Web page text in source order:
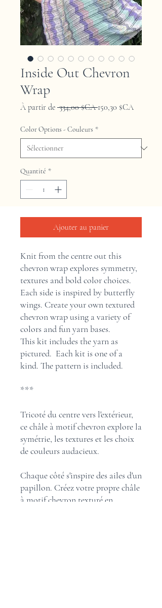
Inside Out Chevron
Wrap
À partir de 334,00 $CA Prix
150,30 $CAPrix
Color Options - Couleurs *
Quantité *
Ajouter au panier
Knit from the centre out this
chevron wrap explores symmetry,
textures and bold color choices.
Each side is inspired by butterfly
wings. Create your own textured
chevron wrap using a variety of
colors and fun yarn bases.
This kit includes the yarn as
pictured. Each kit is one of a
kind. The pattern is included.
***
Tricoté du centre vers l'extérieur,
ce châle à motif chevron explore la
symétrie, les textures et les choix
de couleurs audacieux.
Chaque côté s'inspire des ailes d'un
papillon. Créez votre propre châle
à motif chevron texturé en